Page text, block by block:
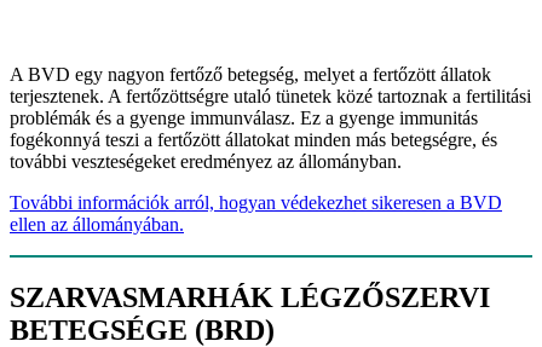
A BVD egy nagyon fertőző betegség, melyet a fertőzött állatok
terjesztenek. A fertőzöttségre utaló tünetek közé tartoznak a fertilitási
problémák és a gyenge immunválasz. Ez a gyenge immunitás
fogékonnyá teszi a fertőzött állatokat minden más betegségre, és
további veszteségeket eredményez az állományban.
További információk arról, hogyan védekezhet sikeresen a BVD
ellen az állományában.
SZARVASMARHÁK LÉGZŐSZERVI
BETEGSÉGE (BRD)